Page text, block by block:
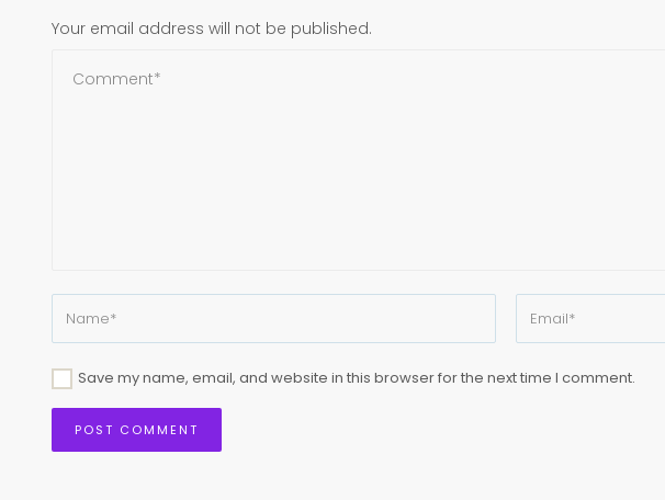
Your email address will not be published.
Save my name, email, and website in this browser for the next time I comment.